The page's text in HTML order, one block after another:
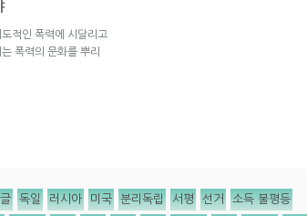
적인 폭력에 시달리고
폭력의 문화를 뿌리
독일 러시아 미국 분리독립 서평 선거 소득 불평등